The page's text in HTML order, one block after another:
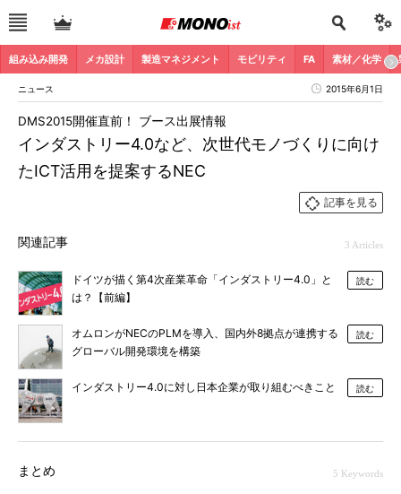
組み込み開発 メカ設計 製造マネジメント モビリティ FA 素材／化学
ニュース 2015年6月1日
インダストリー4.0など、次世代モノづくりに向け
たICT活用を提案するNEC
DMS2015開催直前！ ブース出展情報
記事を見る
関連記事 3 Articles
ドイツが描く第4次産業革命「インダストリー4.0」と
は？【前編】
読む
オムロンがNECのPLMを導入、国内外8拠点が連携する
グローバル開発環境を構築
読む
インダストリー4.0に対し日本企業が取り組むべきこと 読む
まとめ 5 Keywords